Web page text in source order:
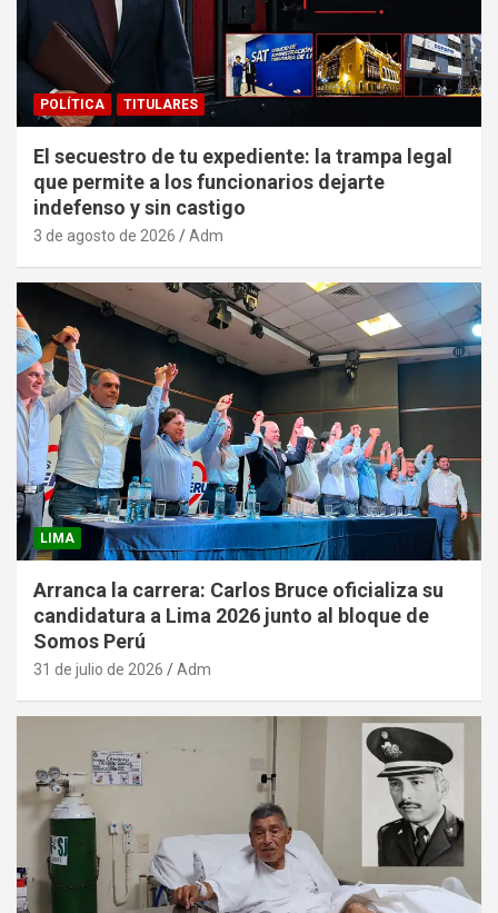
POLÍTICA TITULARES
El secuestro de tu expediente: la trampa legal
que permite a los funcionarios dejarte
indefenso y sin castigo
3 de agosto de 2026 Adm
LIMA
Arranca la carrera: Carlos Bruce oficializa su
candidatura a Lima 2026 junto al bloque de
Somos Perú
31 de julio de 2026 Adm